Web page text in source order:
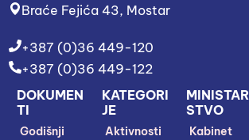
Braće Fejića 43, Mostar
+387 (0)36 449-120
+387 (0)36 449-122
MINISTAR
STVO
Kabinet
KATEGORI
JE
Aktivnosti
DOKUMEN
TI
Godišnji